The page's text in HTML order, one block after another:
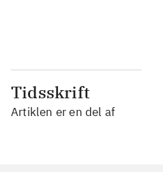
Tidsskrift
Artiklen er en del af